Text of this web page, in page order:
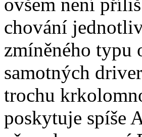
ovšem není
chování
zmíněného typu
samotných
trochu
poskytuje spíše